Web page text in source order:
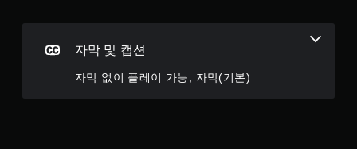
자막 및 캡션
자막 없이 플레이 가능, 자막(기본)